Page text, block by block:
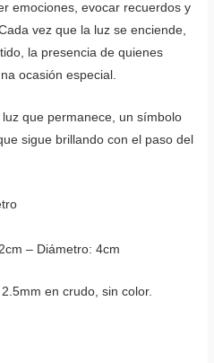
emociones, evocar recuerdos y
vez que la luz se enciende,
la presencia de quienes
ocasión especial.
que permanece, un símbolo
sigue brillando con el paso del
– Diámetro: 4cm
en crudo, sin color.